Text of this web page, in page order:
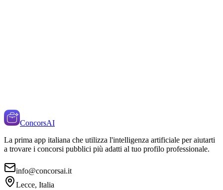
ConcorsAI
La prima app italiana che utilizza l'intelligenza artificiale per aiutarti
a trovare i concorsi pubblici più adatti al tuo profilo professionale.
info@concorsai.it
Lecce, Italia